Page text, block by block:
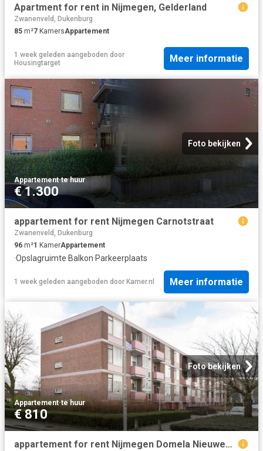
Apartment for rent in Nijmegen, Gelderland
Zwanenveld, Dukenburg
85 m²7 KamersAppartement
1 week geleden aangeboden door
Housingtarget
Meer informatie
Foto bekijken
Appartement·te huur
€ 1.300
appartement for rent Nijmegen Carnotstraat
Zwanenveld, Dukenburg
96 m²1 KamerAppartement
·Opslagruimte·Balkon·Parkeerplaats
1 week geleden aangeboden door Kamer.nl Meer informatie
Foto bekijken
Appartement·te huur
€ 810
appartement for rent Nijmegen Domela Nieuwenhuisstraat